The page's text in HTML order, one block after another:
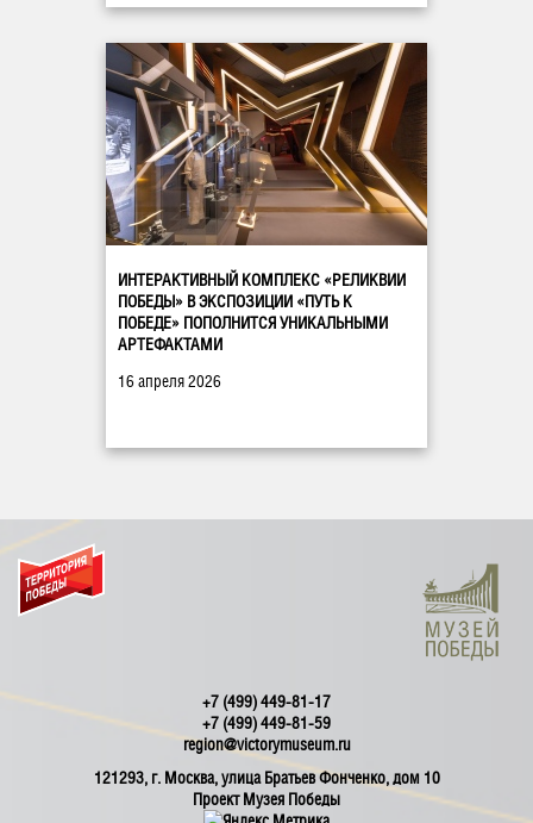
ИНТЕРАКТИВНЫЙ КОМПЛЕКС «РЕЛИКВИИ
ПОБЕДЫ» В ЭКСПОЗИЦИИ «ПУТЬ К
ПОБЕДЕ» ПОПОЛНИТСЯ УНИКАЛЬНЫМИ
АРТЕФАКТАМИ
16 апреля 2026
+7 (499) 449-81-17
+7 (499) 449-81-59
region@victorymuseum.ru
121293, г. Москва, улица Братьев Фонченко, дом 10
Проект Музея Победы